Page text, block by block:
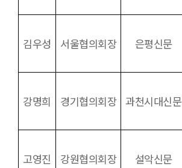
김우성 서울협의회장 은평신문
강명희 경기협의회장 과천시대신문
고영진 강원협의회장 설악신문